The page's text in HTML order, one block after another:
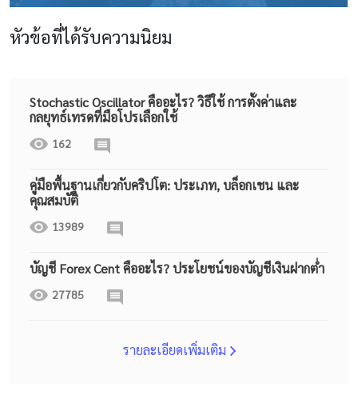
หัวข้อที่ได้รับความนิยม
Stochastic Oscillator คืออะไร? วิธีใช้ การตั้งค่าและ
กลยุทธ์เทรดที่มือโปรเลือกใช้
162
คู่มือพื้นฐานเกี่ยวกับคริปโต: ประเภท, บล็อกเชน และ
คุณสมบัติ
13989
บัญชี Forex Cent คืออะไร? ประโยชน์ของบัญชีเงินฝากต่ำ
27785
รายละเอียดเพิ่มเติม